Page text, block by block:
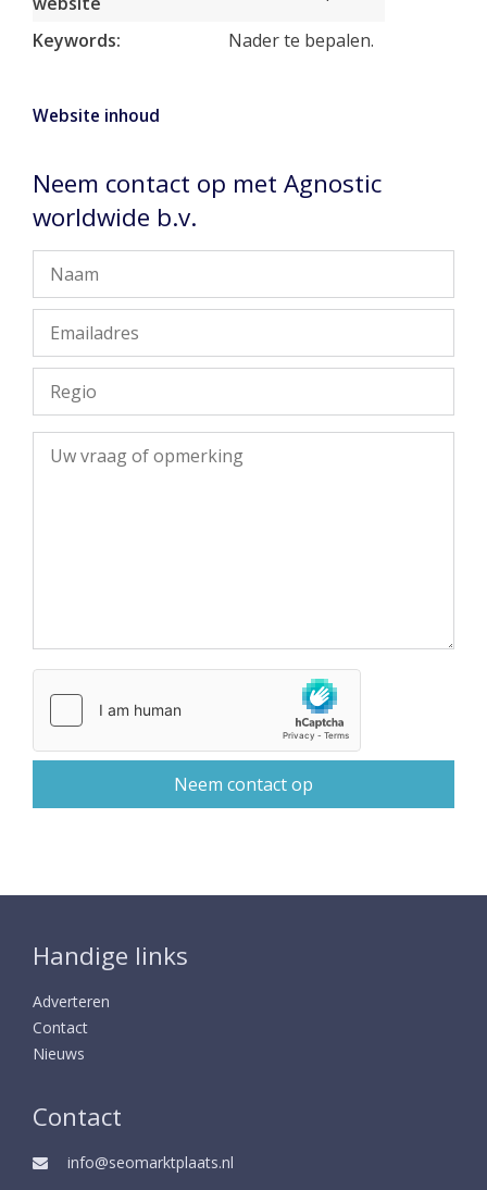
Keywords: Nader te bepalen.
Website inhoud
Neem contact op met Agnostic
worldwide b.v.
Handige links
Adverteren
Contact
Nieuws
Contact
info@seomarktplaats.nl